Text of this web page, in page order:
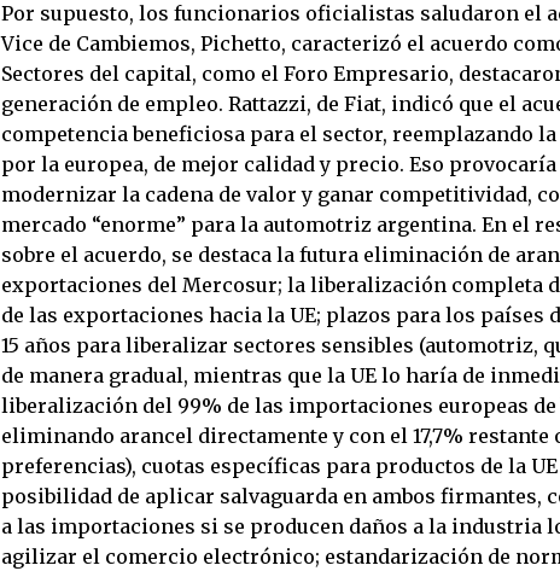
Por supuesto, los funcionarios oficialistas saludaron el
Vice de Cambiemos, Pichetto, caracterizó el acuerdo
Sectores del capital, como el Foro Empresario,
generación de empleo. Rattazzi, de Fiat, indicó que el
competencia beneficiosa para el sector, reemplazando
por la europea, de mejor calidad y precio. Eso provocaría
modernizar la cadena de valor y ganar competitividad,
mercado “enorme” para la automotriz argentina. En el
sobre el acuerdo, se destaca la futura eliminación de
exportaciones del Mercosur; la liberalización completa
de las exportaciones hacia la UE; plazos para los países
15 años para liberalizar sectores sensibles (automotriz,
de manera gradual, mientras que la UE lo haría de
liberalización del 99% de las importaciones europeas de
eliminando arancel directamente y con el 17,7% restante
preferencias), cuotas específicas para productos de la
posibilidad de aplicar salvaguarda en ambos firmantes,
a las importaciones si se producen daños a la industria
agilizar el comercio electrónico; estandarización de